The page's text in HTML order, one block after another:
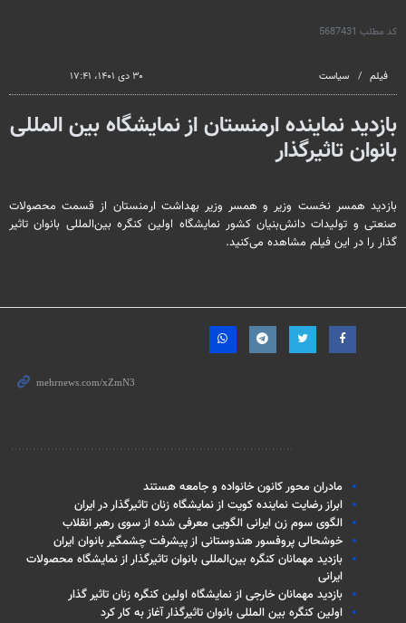
کد مطلب 5687431
فیلم سیاست ۳۰ دی ۱۴۰۱، ۱۷:۴۱
بازدید نماینده ارمنستان از نمایشگاه بین المللی
بانوان تاثیرگذار
بازدید همسر نخست وزیر و همسر وزیر بهداشت ارمنستان از قسمت محصولات
صنعتی و تولیدات دانش‌بنیان کشور نمایشگاه اولین کنگره بین‌المللی بانوان تاثیر
گذار را در این فیلم مشاهده می‌کنید.
مادران محور کانون خانواده و جامعه هستند
ابراز رضایت نماینده کویت از نمایشگاه زنان تاثیرگذار در ایران
الگوی سوم زن ایرانی الگویی معرفی شده از سوی رهبر انقلاب
خوشحالی پروفسور هندوستانی از پیشرفت چشمگیر بانوان ایران
بازدید مهمانان کنگره بین‌المللی بانوان تاثیرگذار از نمایشگاه محصولات
ایرانی
بازدید مهمانان خارجی از نمایشگاه اولین کنگره زنان تاثیر گذار
اولین کنگره بین المللی بانوان تاثیرگذار آغاز به کار کرد